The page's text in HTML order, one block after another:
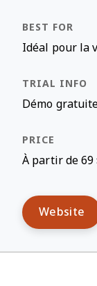
Idéal pour la
Démo
À partir de
Website